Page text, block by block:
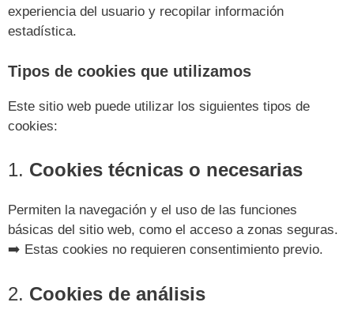
experiencia del usuario y recopilar información
estadística.
Tipos de cookies que utilizamos
Este sitio web puede utilizar los siguientes tipos de
cookies:
1. Cookies técnicas o necesarias
Permiten la navegación y el uso de las funciones
básicas del sitio web, como el acceso a zonas seguras.
➡️ Estas cookies no requieren consentimiento previo.
2. Cookies de análisis